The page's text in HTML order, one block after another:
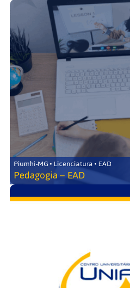
Piumhi-MG • Licenciatura • EAD
Pedagogia – EAD